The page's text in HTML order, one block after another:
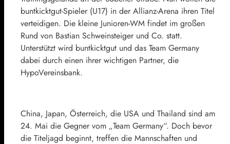
buntkicktgut-Spieler (U17) in der Allianz-Arena ihren Titel
verteidigen. Die kleine Junioren-WM findet im großen
Rund von Bastian Schweinsteiger und Co. statt.
Unterstützt wird buntkicktgut und das Team Germany
dabei durch einen ihrer wichtigen Partner, die
HypoVereinsbank.
China, Japan, Österreich, die USA und Thailand sind am
24. Mai die Gegner vom „Team Germany“. Doch bevor
die Titeljagd beginnt, treffen die Mannschaften und